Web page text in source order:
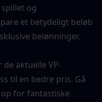
og
et betydeligt beløb
belønninger.
aktuelle VP-
til en bedre pris. Gå
for fantastiske